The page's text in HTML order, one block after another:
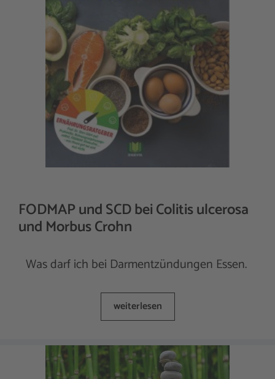
FODMAP und SCD bei Colitis ulcerosa
und Morbus Crohn
Was darf ich bei Darmentzündungen Essen.
weiterlesen